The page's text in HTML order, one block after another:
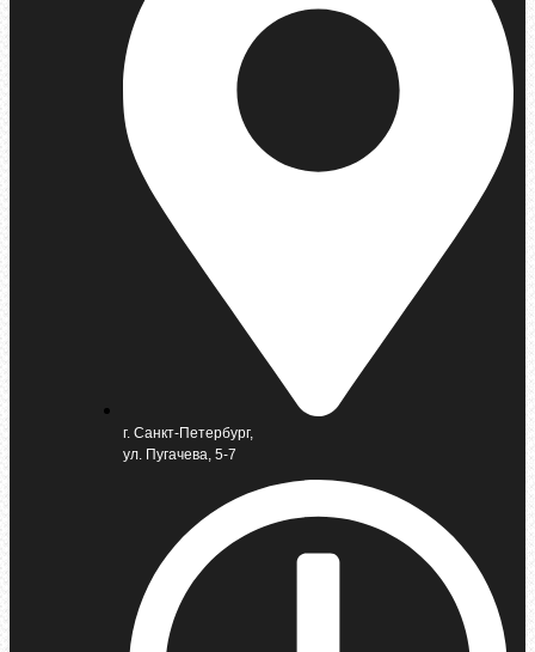
г. Санкт-Петербург,
ул. Пугачева, 5-7